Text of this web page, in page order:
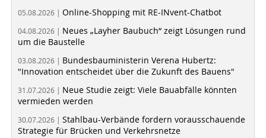
05.08.2026 | Online-Shopping mit RE-INvent-Chatbot
04.08.2026 | Neues „Layher Baubuch“ zeigt Lösungen rund
um die Baustelle
03.08.2026 | Bundesbauministerin Verena Hubertz:
"Innovation entscheidet über die Zukunft des Bauens"
31.07.2026 | Neue Studie zeigt: Viele Bauabfälle könnten
vermieden werden
30.07.2026 | Stahlbau-Verbände fordern vorausschauende
Strategie für Brücken und Verkehrsnetze